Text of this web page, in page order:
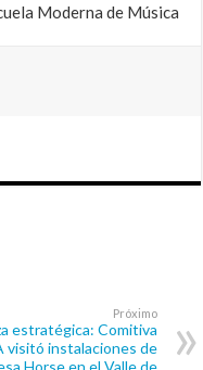
Moderna de Música
Próximo
estratégica: Comitiva
visitó instalaciones de
Horse en el Valle de